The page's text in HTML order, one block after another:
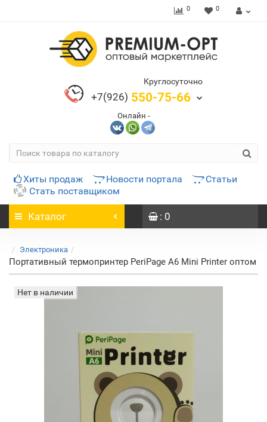
0 0
Круглосуточно
+7(926) 550-75-66
Онлайн -
Хиты продаж Новости портала
Статьи
Стать поставщиком
Каталог : 0
Электроника
Портативный термопринтер PeriPage A6 Mini Printer оптом
Нет в наличии